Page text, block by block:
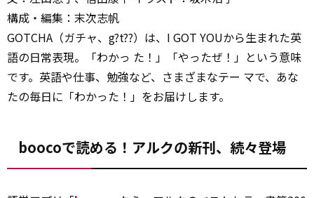
構成・編集：末次志帆
GOTCHA（ガチャ、g?t??）は、I GOT YOUから生まれた英
語の日常表現。「わかっ た！」「やったぜ！」という意味
です。英語や仕事、勉強など、さまざまなテー マで、あな
たの毎日に「わかった！」をお届けします。
boocoで読める！アルクの新刊、続々登場